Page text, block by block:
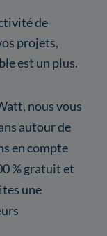
de
projets,
est un plus.
nous vous
autour de
en compte
% gratuit et
une